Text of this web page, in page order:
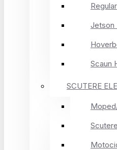
Jetson
Scaun
SCUTERE